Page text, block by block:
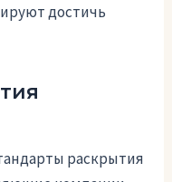
достичь
раскрытия